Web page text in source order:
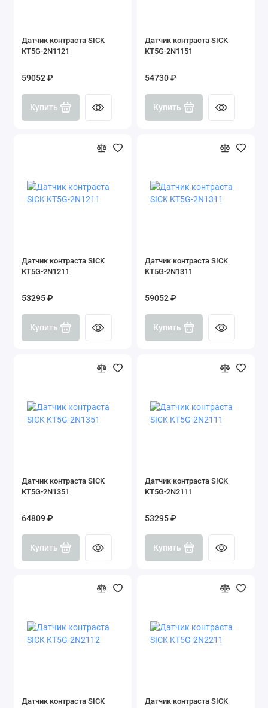
Датчик контраста SICK
KT5G-2N1121
59052 ₽
Купить
Датчик контраста SICK
KT5G-2N1151
54730 ₽
Купить
Датчик контраста SICK
KT5G-2N1211
53295 ₽
Купить
Датчик контраста SICK
KT5G-2N1311
59052 ₽
Купить
Датчик контраста SICK
KT5G-2N1351
64809 ₽
Купить
Датчик контраста SICK
KT5G-2N2111
53295 ₽
Купить
Датчик контраста SICK
Датчик контраста SICK